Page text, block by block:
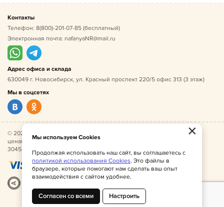
Контакты
Телефон: 8(800)-201-07-85 (бесплатный)
Электронная почта: nafanyaNR@mail.ru
Адрес офиса и склада
630049 г. Новосибирск, ул. Красный проспект 220/5 офис 313 (3 этаж)
Мы в соцсетях
© 2026 Нафаня — оптовые поставки детской одежды по
ценам производителя. ИНН 541005493544, ОГРН
304541027500052.
×
Мы используем Cookies
Продолжая использовать наш сайт, вы соглашаетесь с
политикой использования Cookies. Это файлы в
браузере, которые помогают нам сделать ваш опыт
взаимодействия с сайтом удобнее.
Согласен со всеми Настроить